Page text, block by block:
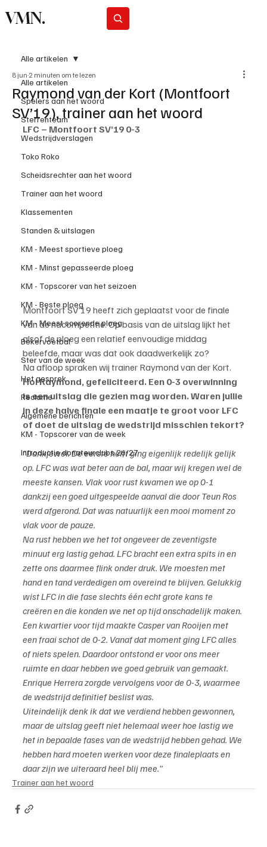
VMN.
Alle artikelen
Spelers aan het woord
Sterrenteam
Wedstrijdverslagen
Toko Roko
Scheidsrechter aan het woord
Trainer aan het woord
Klassementen
Standen & uitslagen
KM - Meest sportieve ploeg
KM - Minst gepasseerde ploeg
KM - Topscorer van het seizoen
KM - Beste ploeg
KM - Meest scorende ploeg
Bekervoetbal
Ster van de week
Het gesprek
Reclame
Algemene berichten
KM - Topscorer van de week
Introductie donateurclubs 26/27
Alle artikelen
Raymond van der Kort (Montfoort
SV’19), trainer aan het woord
8 jun 2 minuten om te lezen
LFC – Montfoort SV’19 0-3
Montfoort SV’19 heeft zich geplaatst voor de finale
van de nacompetitie. Op basis van de uitslag lijkt het
alsof de ploeg een relatief eenvoudige middag
beleefde, maar was dat ook daadwerkelijk zo?
Na afloop spraken wij trainer Raymond van der Kort.
Hoi Raymond, gefeliciteerd. Een 0-3 overwinning
is een uitslag die gezien mag worden. Waren jullie
in deze halve finale een maatje te groot voor LFC
of doet de uitslag de wedstrijd misschien tekort?
"Dankjewel. De eerste helft ging eigenlijk redelijk gelijk
op. LFC was wat beter aan de bal, maar wij kregen wel de
meeste kansen. Vlak voor rust kwamen we op 0-1
dankzij een goed uitgespeelde aanval die door Teun Ros
werd afgerond. Dat was natuurlijk een mooi moment zo
vlak voor de pauze.
Na rust hebben we het tot ongeveer de zeventigste
minuut erg lastig gehad. LFC bracht een extra spits in en
zette ons daarmee flink onder druk. We moesten met
hand en tand verdedigen om overeind te blijven. Gelukkig
wist LFC in die fase slechts één echt grote kans te
creëren en die konden we net op tijd onschadelijk maken.
Een kwartier voor tijd maakte Casper van Rooijen met
een fraai schot de 0-2. Vanaf dat moment ging LFC alles
of niets spelen. Daardoor ontstond er voor ons meer
ruimte en daar hebben we goed gebruik van gemaakt.
Enrique Herrera zorgde vervolgens voor de 0-3, waarmee
de wedstrijd definitief beslist was.
Uiteindelijk denk ik dat we verdiend hebben gewonnen,
maar de uitslag geeft niet helemaal weer hoe lastig we
het in bepaalde fases van de wedstrijd hebben gehad. We
hebben hard moeten werken voor deze finaleplaats en
daar zijn we uiteraard heel blij mee."
Trainer aan het woord